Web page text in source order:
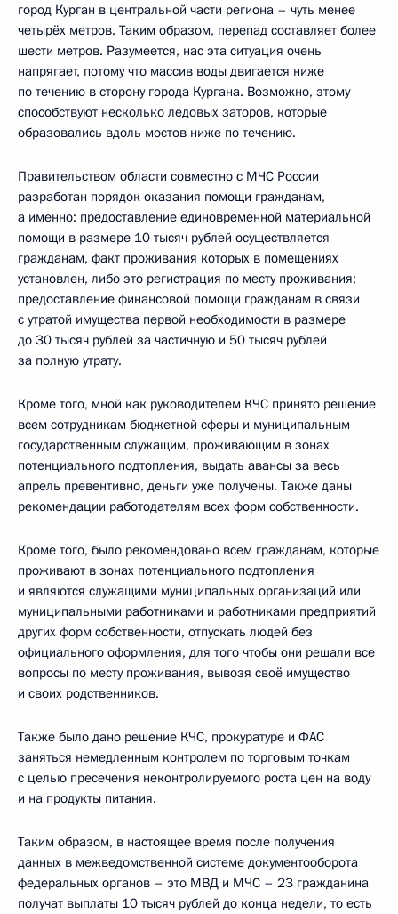
город Курган в центральной части региона – чуть менее
четырёх метров. Таким образом, перепад составляет более
шести метров. Разумеется, нас эта ситуация очень
напрягает, потому что массив воды двигается ниже
по течению в сторону города Кургана. Возможно, этому
способствуют несколько ледовых заторов, которые
образовались вдоль мостов ниже по течению.
Правительством области совместно с МЧС России
разработан порядок оказания помощи гражданам,
а именно: предоставление единовременной материальной
помощи в размере 10 тысяч рублей осуществляется
гражданам, факт проживания которых в помещениях
установлен, либо это регистрация по месту проживания;
предоставление финансовой помощи гражданам в связи
с утратой имущества первой необходимости в размере
до 30 тысяч рублей за частичную и 50 тысяч рублей
за полную утрату.
Кроме того, мной как руководителем КЧС принято решение
всем сотрудникам бюджетной сферы и муниципальным
государственным служащим, проживающим в зонах
потенциального подтопления, выдать авансы за весь
апрель превентивно, деньги уже получены. Также даны
рекомендации работодателям всех форм собственности.
Кроме того, было рекомендовано всем гражданам, которые
проживают в зонах потенциального подтопления
и являются служащими муниципальных организаций или
муниципальными работниками и работниками предприятий
других форм собственности, отпускать людей без
официального оформления, для того чтобы они решали все
вопросы по месту проживания, вывозя своё имущество
и своих родственников.
Также было дано решение КЧС, прокуратуре и ФАС
заняться немедленным контролем по торговым точкам
с целью пресечения неконтролируемого роста цен на воду
и на продукты питания.
Таким образом, в настоящее время после получения
данных в межведомственной системе документооборота
федеральных органов – это МВД и МЧС – 23 гражданина
получат выплаты 10 тысяч рублей до конца недели, то есть